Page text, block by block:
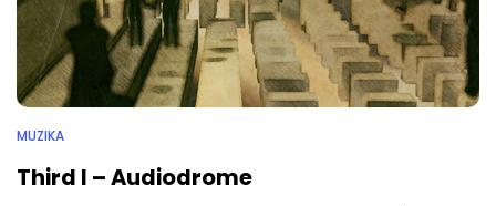
MUZIKA
Third I – Audiodrome